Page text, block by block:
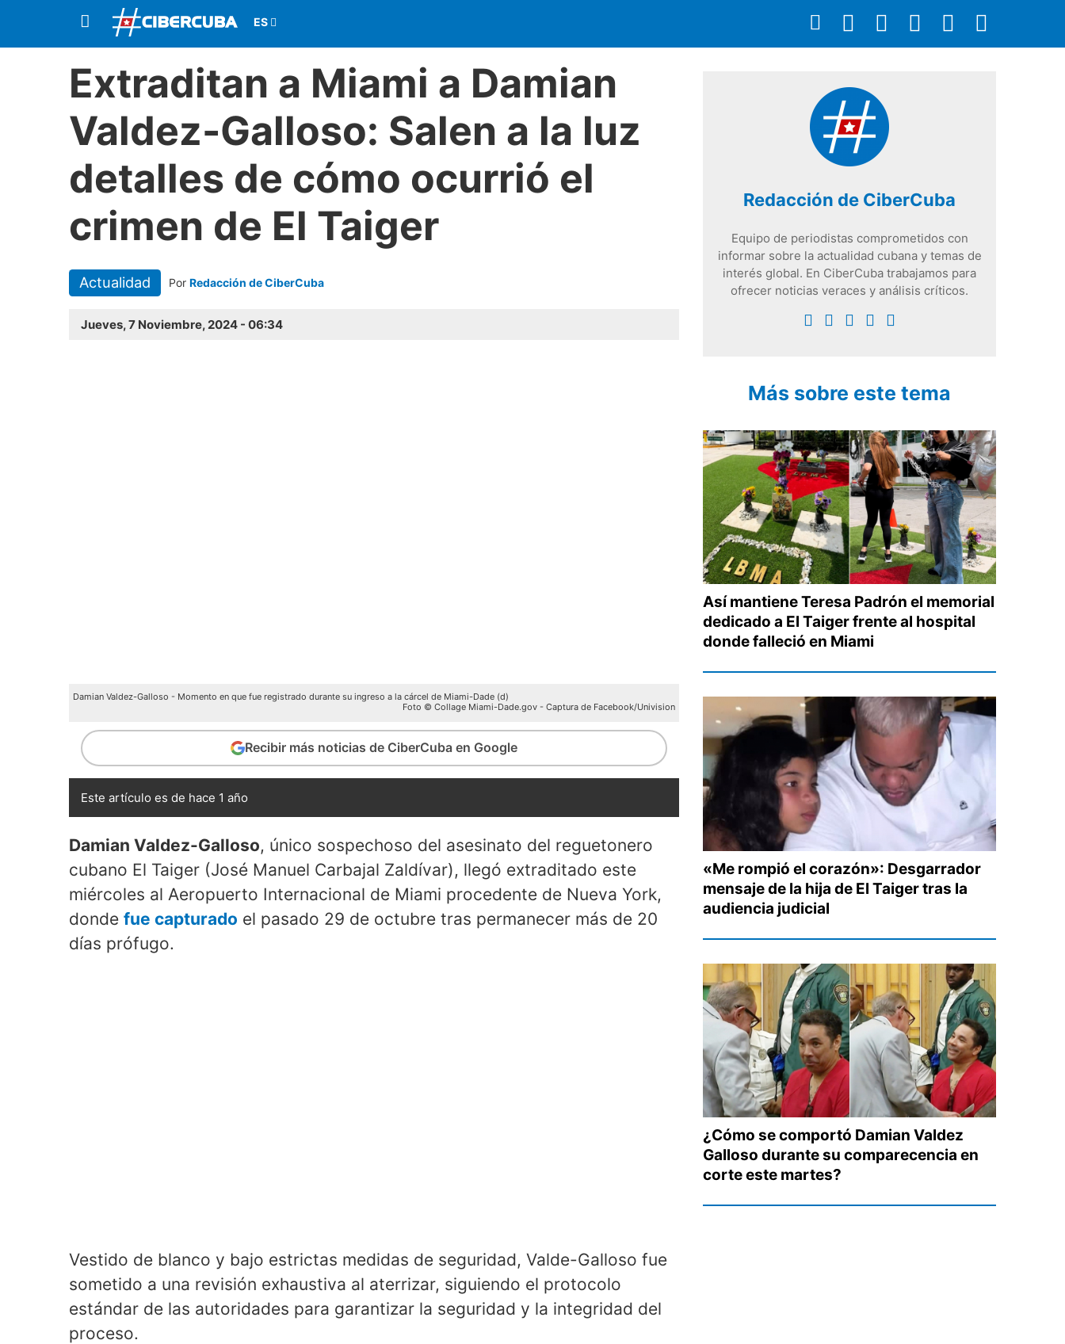
Extraditan a Miami a Damian
Valdez-Galloso: Salen a la luz
detalles de cómo ocurrió el
crimen de El Taiger
Actualidad Por Redacción de CiberCuba
Jueves, 7 Noviembre, 2024 - 06:34
Damian Valdez-Galloso - Momento en que fue registrado durante su ingreso a la cárcel de Miami-Dade (d)
Foto © Collage Miami-Dade.gov - Captura de Facebook/Univision
Recibir más noticias de CiberCuba en Google
Este artículo es de hace 1 año
Damian Valdez-Galloso, único sospechoso del asesinato del reguetonero
cubano El Taiger (José Manuel Carbajal Zaldívar), llegó extraditado este
miércoles al Aeropuerto Internacional de Miami procedente de Nueva York,
donde fue capturado el pasado 29 de octubre tras permanecer más de 20
días prófugo.
Vestido de blanco y bajo estrictas medidas de seguridad, Valde-Galloso fue
sometido a una revisión exhaustiva al aterrizar, siguiendo el protocolo
estándar de las autoridades para garantizar la seguridad y la integridad del
proceso.
Redacción de CiberCuba
Equipo de periodistas comprometidos con
informar sobre la actualidad cubana y temas de
interés global. En CiberCuba trabajamos para
ofrecer noticias veraces y análisis críticos.
Más sobre este tema
Así mantiene Teresa Padrón el memorial
dedicado a El Taiger frente al hospital
donde falleció en Miami
«Me rompió el corazón»: Desgarrador
mensaje de la hija de El Taiger tras la
audiencia judicial
¿Cómo se comportó Damian Valdez
Galloso durante su comparecencia en
corte este martes?